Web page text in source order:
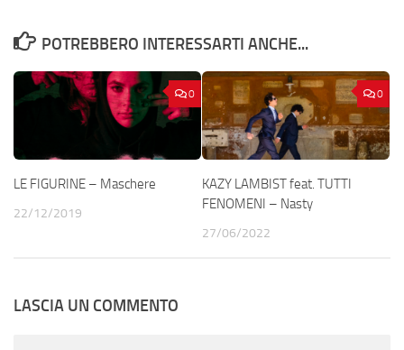
POTREBBERO INTERESSARTI ANCHE...
0
LE FIGURINE – Maschere
22/12/2019
0
KAZY LAMBIST feat. TUTTI
FENOMENI – Nasty
27/06/2022
LASCIA UN COMMENTO